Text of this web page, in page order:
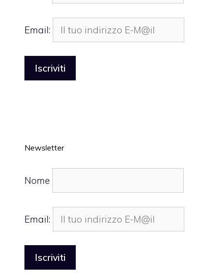
Email:
Newsletter
Nome
Email: